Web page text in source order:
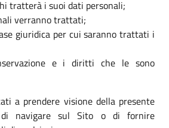
tratterà i suoi dati personali;
verranno trattati;
giuridica per cui saranno trattati i
e i diritti che le sono
a prendere visione della presente
di navigare sul Sito o di fornire